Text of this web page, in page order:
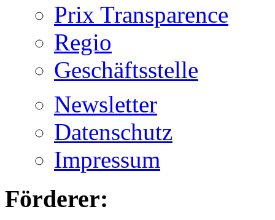
Prix Transparence
Regio
Geschäftsstelle
Newsletter
Datenschutz
Impressum
Förderer: